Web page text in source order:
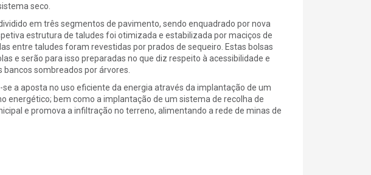
seco.
em três segmentos de pavimento, sendo enquadrado por nova
estrutura de taludes foi otimizada e estabilizada por maciços de
entre taludes foram revestidas por prados de sequeiro. Estas bolsas
e serão para isso preparadas no que diz respeito à acessibilidade e
sombreados por árvores.
a aposta no uso eficiente da energia através da implantação de um
energético; bem como a implantação de um sistema de recolha de
e promova a infiltração no terreno, alimentando a rede de minas de